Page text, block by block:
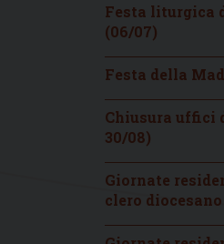
Festa liturgica
(06/07)
Festa della
Chiusura uffici
30/08)
Giornate
clero